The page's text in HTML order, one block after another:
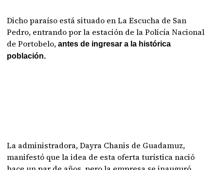
Dicho paraíso está situado en La Escucha de San
Pedro, entrando por la estación de la Policía Nacional
de Portobelo,antes de ingresar a la histórica
población.
La administradora, Dayra Chanis de Guadamuz,
manifestó que la idea de esta oferta turística nació